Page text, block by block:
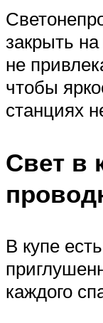
закрыть
не
чтобы
станциях
Свет в
В купе
каждого